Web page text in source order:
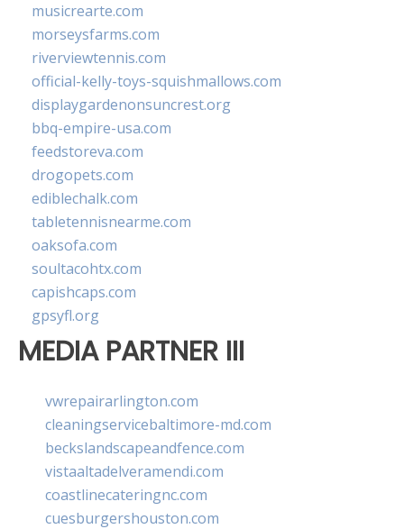
musicrearte.com
morseysfarms.com
riverviewtennis.com
official-kelly-toys-squishmallows.com
displaygardenonsuncrest.org
bbq-empire-usa.com
feedstoreva.com
drogopets.com
ediblechalk.com
tabletennisnearme.com
oaksofa.com
soultacohtx.com
capishcaps.com
gpsyfl.org
MEDIA PARTNER III
vwrepairarlington.com
cleaningservicebaltimore-md.com
beckslandscapeandfence.com
vistaaltadelveramendi.com
coastlinecateringnc.com
cuesburgershouston.com